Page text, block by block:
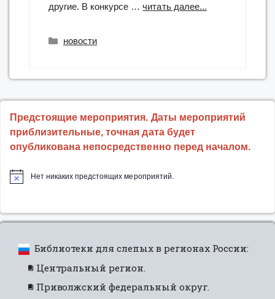
другие. В конкурсе …читать далее...
конкурса
«Алые
Рубрики
новости
Предстоящие мероприятия. Даты мероприятий
приблизительные, точная дата будет
опубликована непосредственно перед началом.
Нет никаких предстоящих мероприятий.
Библиотеки для слепых в регионах России:
Центральный регион.
Приволжский федеральный округ.